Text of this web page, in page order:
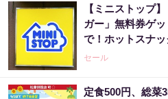
【ミニストップ
ガー」無料券ゲ
で！ホットスナッ
セール
定食500円、総菜